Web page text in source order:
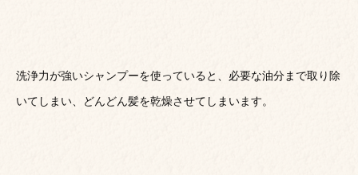
洗浄力が強いシャンプーを使っていると、必要な油分まで取り除
いてしまい、どんどん髪を乾燥させてしまいます。